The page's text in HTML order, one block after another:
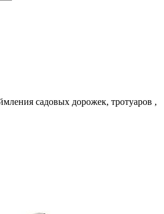
садовых дорожек, тротуаров ,